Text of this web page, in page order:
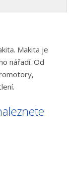
Makita je
nářadí. Od